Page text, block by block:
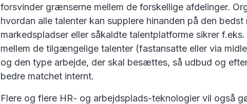
forsvinder grænserne mellem de forskellige afdelinger.
hvordan alle talenter kan supplere hinanden på den bedst
markedspladser eller såkaldte talentplatforme sikrer
mellem de tilgængelige talenter (fastansatte eller via
og den type arbejde, der skal besættes, så udbud og
bedre matchet internt.
Flere og flere HR- og arbejdsplads-teknologier vil også